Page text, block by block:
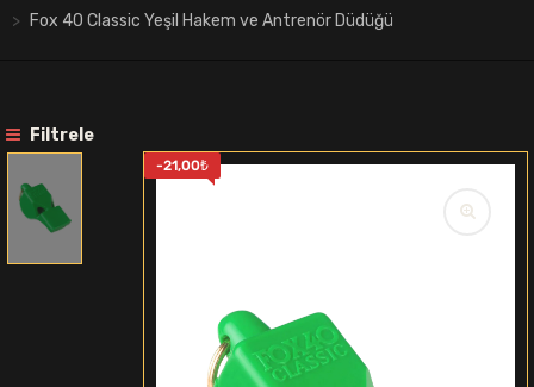
Fox 40 Classic Yeşil Hakem ve Antrenör Düdüğü
Filtrele
-21,00₺